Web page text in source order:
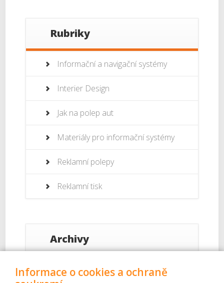
Rubriky
Informační a navigační systémy
Interier Design
Jak na polep aut
Materiály pro informační systémy
Reklamní polepy
Reklamní tisk
Archivy
Září 2017
Informace o cookies a ochraně